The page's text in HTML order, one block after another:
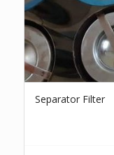
Separator Filter